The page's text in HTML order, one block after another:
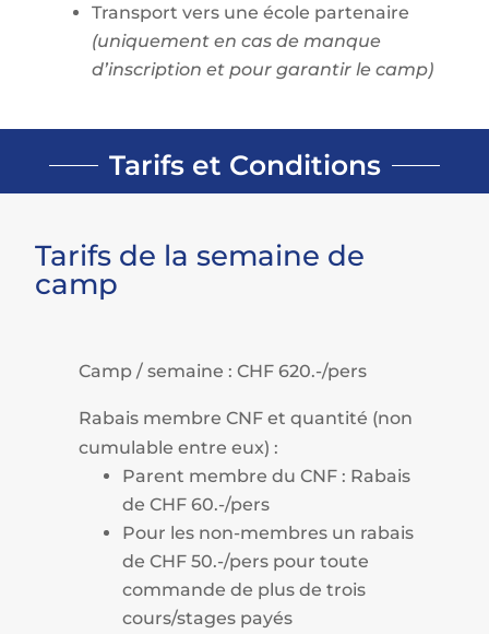
Transport vers une école partenaire
(uniquement en cas de manque
d’inscription et pour garantir le camp)
Tarifs et Conditions
Tarifs de la semaine de
camp
Camp / semaine : CHF 620.-/pers
Rabais membre CNF et quantité (non
cumulable entre eux) :
Parent membre du CNF : Rabais
de CHF 60.-/pers
Pour les non-membres un rabais
de CHF 50.-/pers pour toute
commande de plus de trois
cours/stages payés